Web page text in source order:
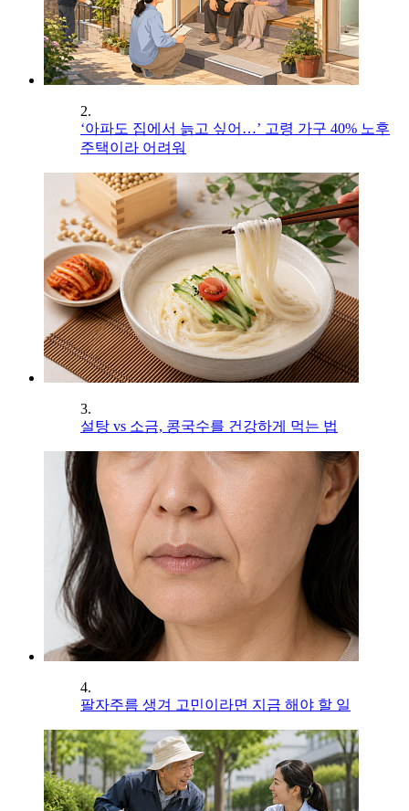
2.
‘아파도 집에서 늙고 싶어…’ 고령 가구 40% 노후
주택이라 어려워
3.
설탕 vs 소금, 콩국수를 건강하게 먹는 법
4.
팔자주름 생겨 고민이라면 지금 해야 할 일